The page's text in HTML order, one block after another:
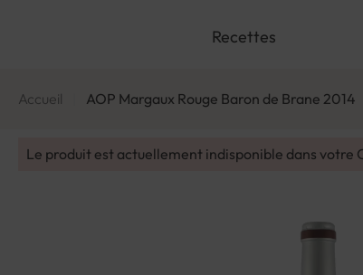
Recettes
Accueil AOP Margaux Rouge Baron de Brane 2014
Le produit est actuellement indisponible dans votre